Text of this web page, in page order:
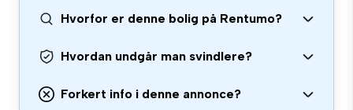
Hvorfor er denne bolig på Rentumo?
Hvordan undgår man svindlere?
Forkert info i denne annonce?